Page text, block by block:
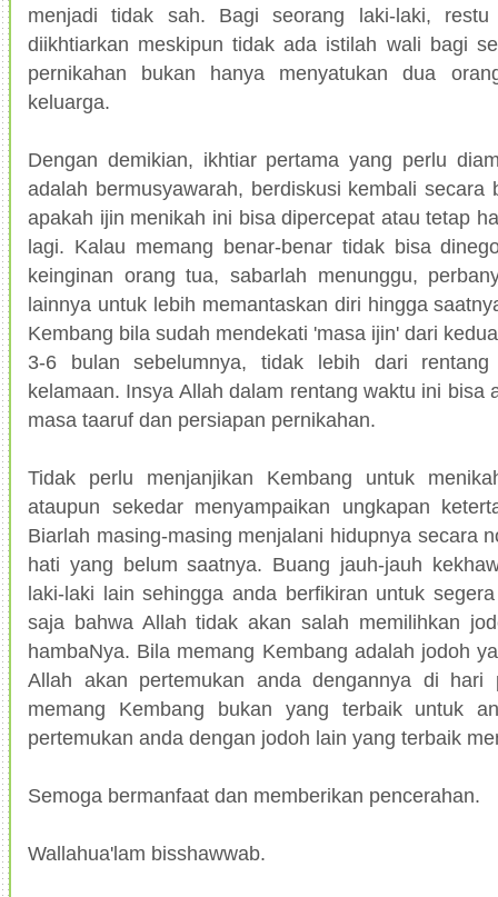
menjadi tidak sah. Bagi seorang laki-laki,
diikhtiarkan meskipun tidak ada istilah wali bagi
pernikahan bukan hanya menyatukan dua
keluarga.
Dengan demikian, ikhtiar pertama yang perlu
adalah bermusyawarah, berdiskusi kembali secara
apakah ijin menikah ini bisa dipercepat atau tetap
lagi. Kalau memang benar-benar tidak bisa
keinginan orang tua, sabarlah menunggu,
lainnya untuk lebih memantaskan diri hingga
Kembang bila sudah mendekati 'masa ijin' dari
3-6 bulan sebelumnya, tidak lebih dari
kelamaan. Insya Allah dalam rentang waktu ini bisa
masa taaruf dan persiapan pernikahan.
Tidak perlu menjanjikan Kembang untuk
ataupun sekedar menyampaikan ungkapan
Biarlah masing-masing menjalani hidupnya secara
hati yang belum saatnya. Buang jauh-jauh
laki-laki lain sehingga anda berfikiran untuk
saja bahwa Allah tidak akan salah memilihkan
hambaNya. Bila memang Kembang adalah jodoh
Allah akan pertemukan anda dengannya di hari
memang Kembang bukan yang terbaik untuk
pertemukan anda dengan jodoh lain yang terbaik
Semoga bermanfaat dan memberikan pencerahan.
Wallahua'lam bisshawwab.